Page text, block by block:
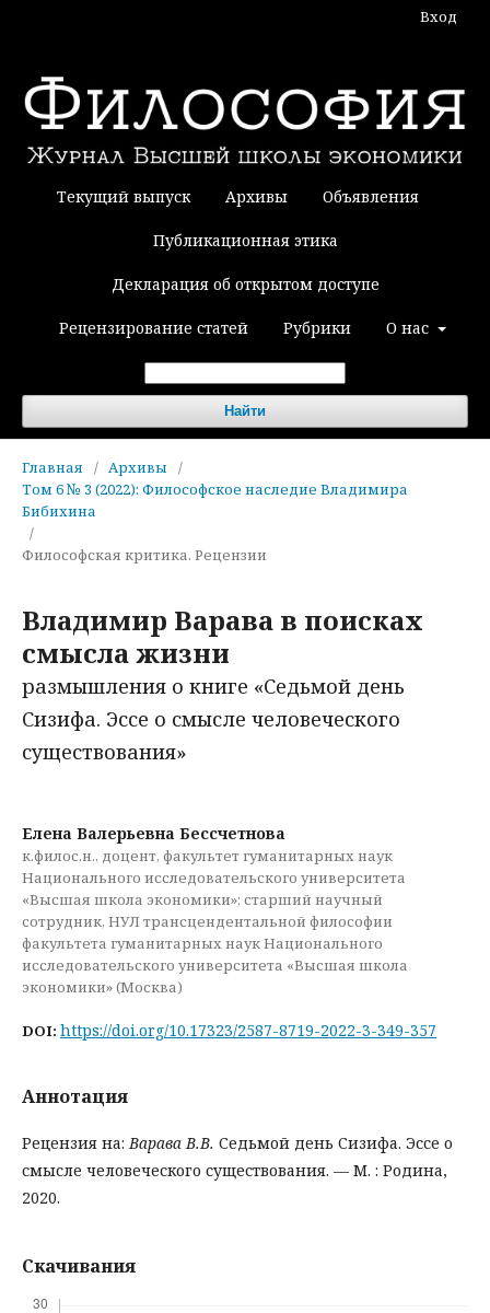
Текущий выпуск Архивы Объявления
Публикационная этика
Декларация об открытом доступе
Рецензирование статей Рубрики О нас
Найти
Вход
Главная / Архивы
/
Том 6 № 3 (2022): Философское наследие Владимира
Бибихина
/
Философская критика. Рецензии
Владимир Варава в поисках
смысла жизни
размышления о книге «Седьмой день
Сизифа. Эссе о смысле человеческого
существования»
Елена Валерьевна Бессчетнова
к.филос.н., доцент, факультет гуманитарных наук
Национального исследовательского университета
«Высшая школа экономики»; старший научный
сотрудник, НУЛ трансцендентальной философии
факультета гуманитарных наук Национального
исследовательского университета «Высшая школа
экономики» (Москва)
DOI: https://doi.org/10.17323/2587-8719-2022-3-349-357
Аннотация
Рецензия на:Варава В.В. Седьмой день Сизифа. Эссе о
смысле человеческого существования. — М. : Родина,
2020.
Скачивания